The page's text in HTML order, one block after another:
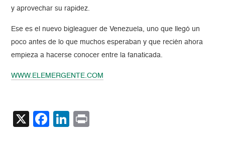
y aprovechar su rapidez.
Ese es el nuevo bigleaguer de Venezuela, uno que llegó un
poco antes de lo que muchos esperaban y que recién ahora
empieza a hacerse conocer entre la fanaticada.
WWW.ELEMERGENTE.COM
X Facebook
LinkedIn